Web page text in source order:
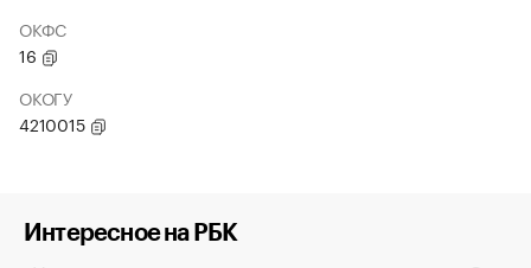
ОКФС
16
ОКОГУ
4210015
Интересное на РБК